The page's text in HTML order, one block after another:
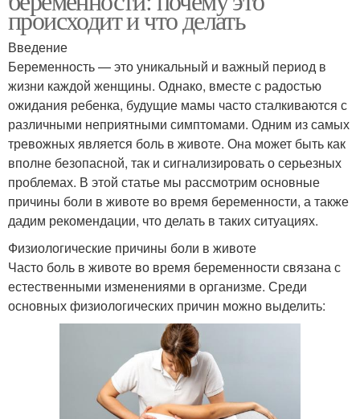
происходит и что делать
Введение
Беременность — это уникальный и важный период в
жизни каждой женщины. Однако, вместе с радостью
ожидания ребенка, будущие мамы часто сталкиваются с
различными неприятными симптомами. Одним из самых
тревожных является боль в животе. Она может быть как
вполне безопасной, так и сигнализировать о серьезных
проблемах. В этой статье мы рассмотрим основные
причины боли в животе во время беременности, а также
дадим рекомендации, что делать в таких ситуациях.
Физиологические причины боли в животе
Часто боль в животе во время беременности связана с
естественными изменениями в организме. Среди
основных физиологических причин можно выделить: